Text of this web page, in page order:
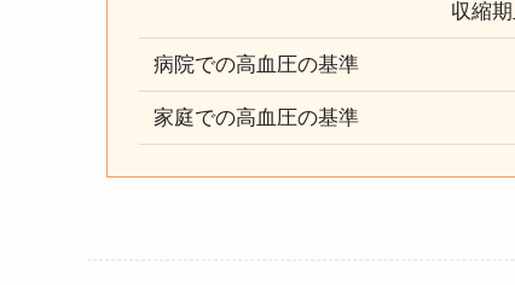
収縮期
病院での高血圧の基準
家庭での高血圧の基準